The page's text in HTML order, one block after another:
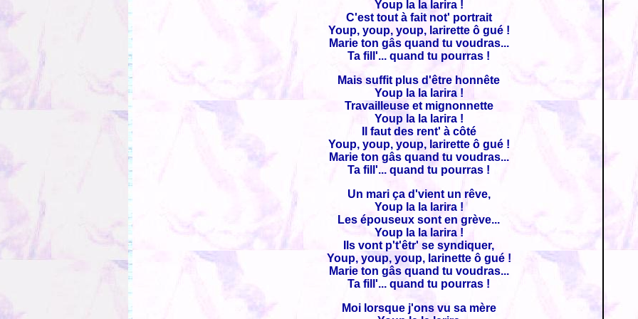
Youp la la larira !
C'est tout à fait not' portrait
Youp, youp, youp, larirette ô gué !
Marie ton gâs quand tu voudras...
Ta fill'... quand tu pourras !
Mais suffit plus d'être honnête
Youp la la larira !
Travailleuse et mignonnette
Youp la la larira !
Il faut des rent' à côté
Youp, youp, youp, larirette ô gué !
Marie ton gâs quand tu voudras...
Ta fill'... quand tu pourras !
Un mari ça d'vient un rêve,
Youp la la larira !
Les épouseux sont en grève...
Youp la la larira !
Ils vont p't'êtr' se syndiquer,
Youp, youp, youp, larinette ô gué !
Marie ton gâs quand tu voudras...
Ta fill'... quand tu pourras !
Moi lorsque j'ons vu sa mère